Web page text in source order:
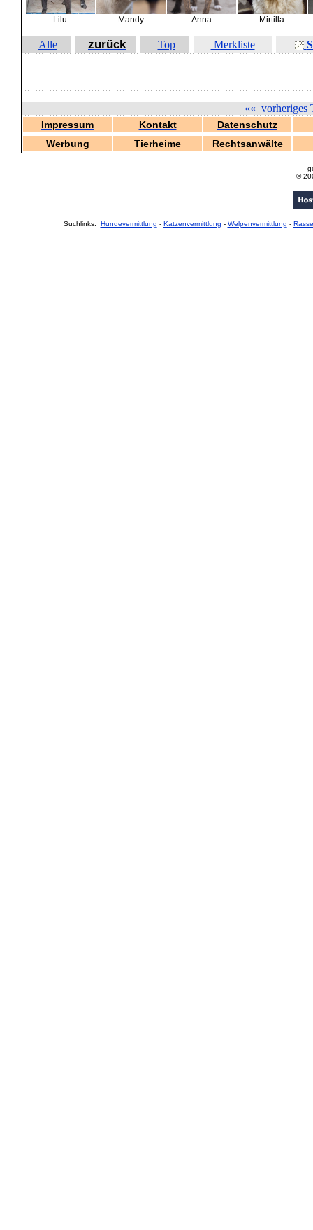
Lilu Mandy Anna Mirtilla
Alle zurück Top Merkliste
«« vorheriges
Impressum Kontakt
Datenschutz
Werbung
Tierheime Rechtsanwälte
©
Suchlinks: Hundevermittlung - Katzenvermittlung - Welpenvermittlung -